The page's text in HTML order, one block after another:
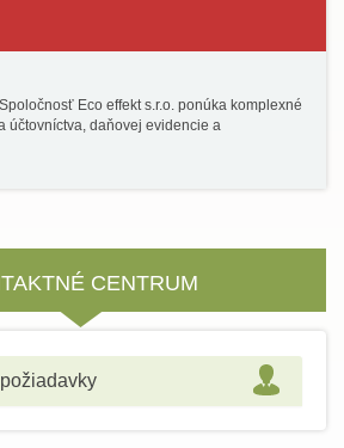
Eco effekt s.r.o. ponúka komplexné
účtovníctva, daňovej evidencie a
CENTRUM